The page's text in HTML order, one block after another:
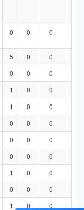
0 0 0
5 0 0
0 0 0
1 0 0
1 0 0
0 0 0
0 0 0
0 0 0
1 0 0
0 0 0
1 0 0